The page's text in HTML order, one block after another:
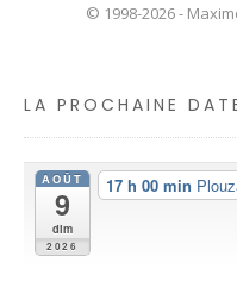
© 1998-2026 -
LA PROCHAINE
AOÛT
9
dim
2026
17 h 00 min